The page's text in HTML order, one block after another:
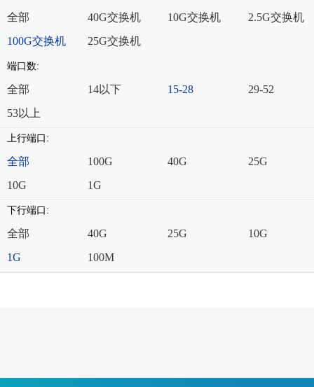
全部
40G交换机 10G交换机
2.5G交换机
100G交换机
25G交换机
端口数:
全部 14以下 15-28
29-52
53以上
上行端口:
全部 100G 40G
25G
10G
1G
下行端口:
全部 40G 25G
10G
1G
100M